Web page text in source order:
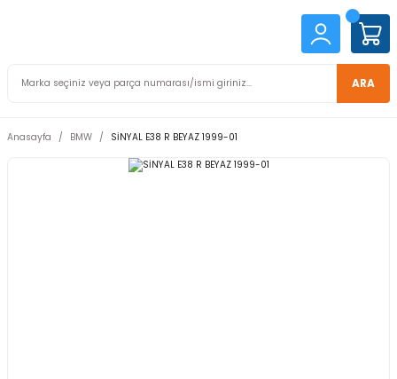
ARA
Anasayfa BMW SİNYAL E38 R BEYAZ 1999-01